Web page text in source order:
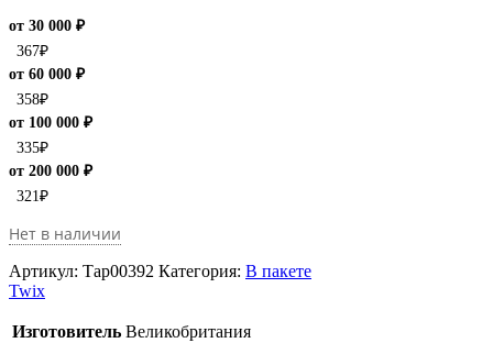
от 30 000 ₽
367₽
от 60 000 ₽
358₽
от 100 000 ₽
335₽
от 200 000 ₽
321 ₽
Нет в наличии
Артикул: Тар00392 Категория: В пакете
Twix
Изготовитель Великобритания